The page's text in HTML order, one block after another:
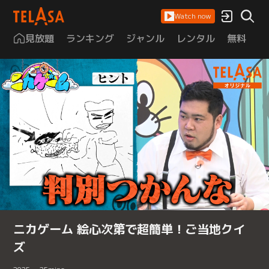
Watch now
見放題 ランキング ジャンル レンタル 無料
ニカゲーム 絵心次第で超簡単！ご当地クイ
ズ